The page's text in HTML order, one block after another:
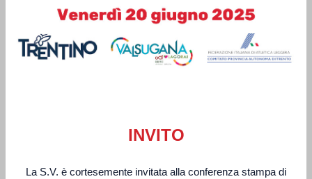
INVITO
La S.V. è cortesemente invitata alla conferenza stampa di